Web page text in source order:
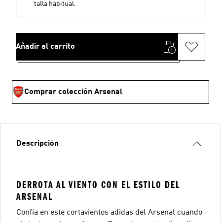
talla habitual.
Añadir al carrito
Comprar colección Arsenal
Descripción
DERROTA AL VIENTO CON EL ESTILO DEL
ARSENAL
Confía en este cortavientos adidas del Arsenal cuando